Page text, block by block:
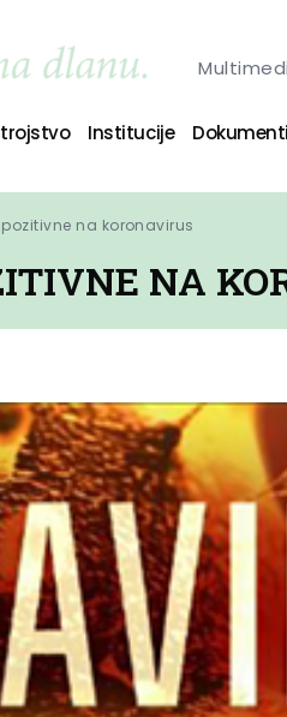
Institucije Dokumenti
na koronavirus
NA